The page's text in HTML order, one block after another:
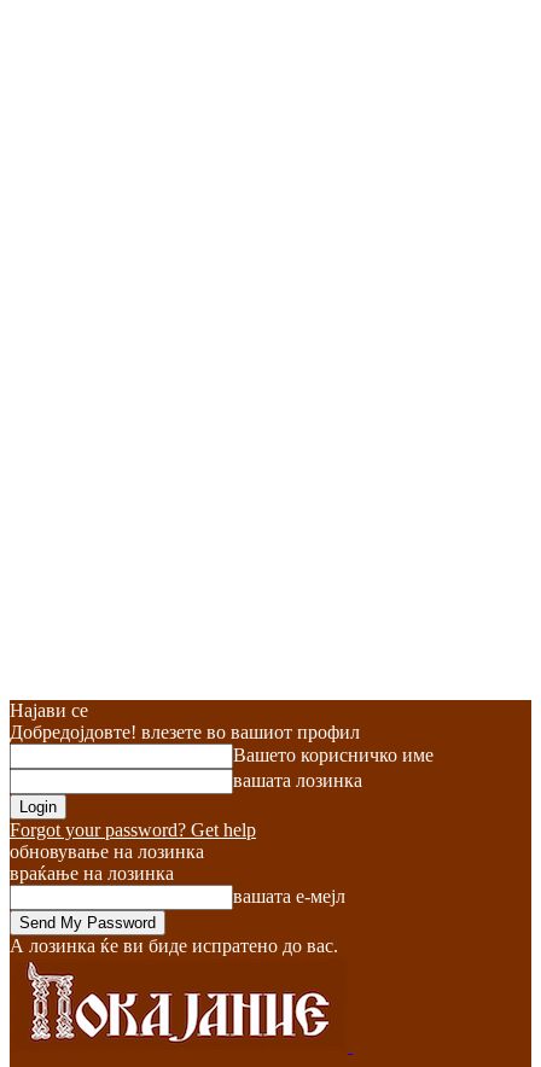
Најави се
Добредојдовте! влезете во вашиот профил
Вашето корисничко име
вашата лозинка
Forgot your password? Get help
обновување на лозинка
враќање на лозинка
вашата е-мејл
А лозинка ќе ви биде испратено до вас.